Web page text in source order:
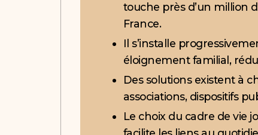
touche près d’un million
France.
Il s’installe
éloignement familial,
Des solutions existent à
associations, dispositifs
Le choix du cadre de vie